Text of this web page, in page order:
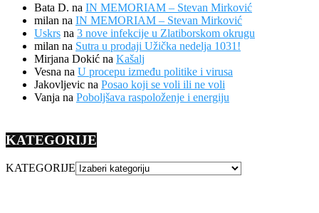
Bata D. na IN MEMORIAM – Stevan Mirković
milan na IN MEMORIAM – Stevan Mirković
Uskrs na 3 nove infekcije u Zlatiborskom okrugu
milan na Sutra u prodaji Užička nedelja 1031!
Mirjana Dokić na Kašalj
Vesna na U procepu između politike i virusa
Jakovljevic na Posao koji se voli ili ne voli
Vanja na Poboljšava raspoloženje i energiju
KATEGORIJE
KATEGORIJE